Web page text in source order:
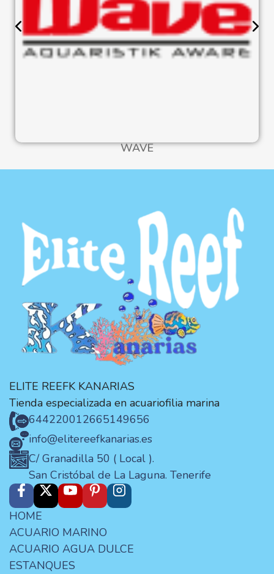
WAVE
ELITE REEFK KANARIAS
Tienda especializada en acuariofilia marina
644220012665149656
info@elitereefkanarias.es
C/ Granadilla 50 ( Local ).
San Cristóbal de La Laguna. Tenerife
HOME
ACUARIO MARINO
ACUARIO AGUA DULCE
ESTANQUES